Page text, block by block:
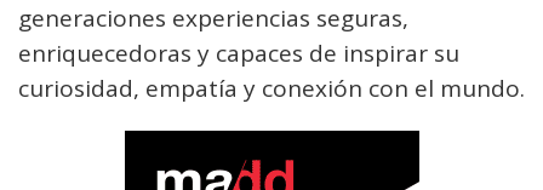
generaciones experiencias seguras,
enriquecedoras y capaces de inspirar su
curiosidad, empatía y conexión con el mundo.